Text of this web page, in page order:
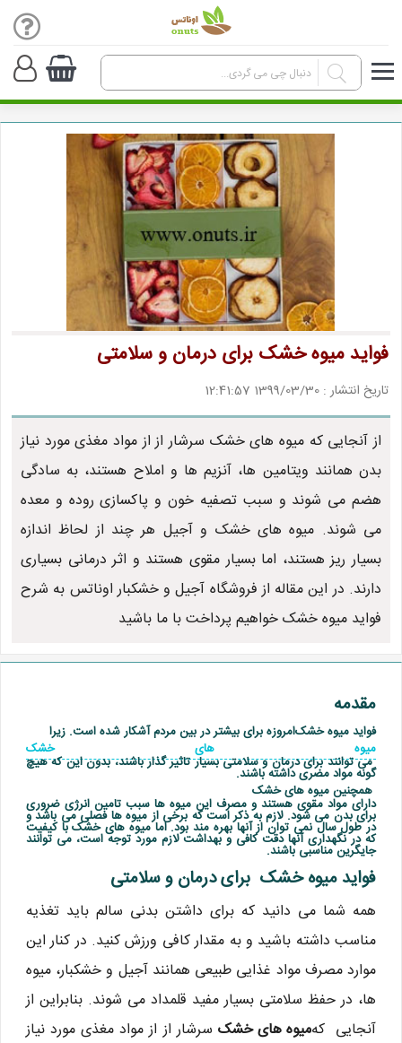
فواید میوه خشک برای درمان و سلامتی
تاریخ انتشار : 1399/03/30 12:41:57
از آنجایی که میوه های خشک سرشار از از مواد مغذی مورد نیاز
بدن همانند ویتامین ها، آنزیم ها و املاح هستند، به سادگی
هضم می شوند و سبب تصفیه خون و پاکسازی روده و معده
می شوند. میوه های خشک و آجیل هر چند از لحاظ اندازه
بسیار ریز هستند، اما بسیار مقوی هستند و اثر درمانی بسیاری
دارند. در این مقاله از فروشگاه آجیل و خشکبار اوناتس به شرح
فواید میوه خشک خواهیم پرداخت با ما باشید
مقدمه
فواید میوه خشکامروزه برای بیشتر در بین مردم آشکار شده است. زیرا
میوه های خشک
می توانند برای درمان و سلامتی بسیار تاثیر گذار باشند، بدون این که هیچ
گونه مواد مضری داشته باشند.
همچنین میوه های خشک
دارای مواد مقوی هستند و مصرف این میوه ها سبب تامین انرژی ضروری
برای بدن می شود. لازم به ذکر است که برخی از میوه ها فصلی می باشد و
در طول سال نمی توان از آنها بهره مند بود. اما میوه های خشک با کیفیت
که در نگهداری آنها دقت کافی و بهداشت لازم مورد توجه است، می توانند
جایگرین مناسبی باشند.
فواید میوه خشک برای درمان و سلامتی
همه شما می دانید که برای داشتن بدنی سالم باید تغذیه
مناسب داشته باشید و به مقدار کافی ورزش کنید. در کنار این
موارد مصرف مواد غذایی طبیعی همانند آجیل و خشکبار، میوه
ها، در حفظ سلامتی بسیار مفید قلمداد می شوند. بنابراین از
آنجایی کهمیوه های خشک سرشار از از مواد مغذی مورد نیاز